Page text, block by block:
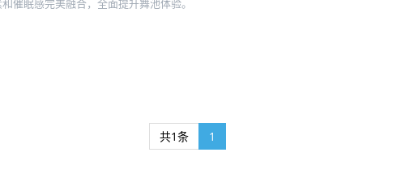
催眠感完美融合，全面提升舞池体验。
共1条 1